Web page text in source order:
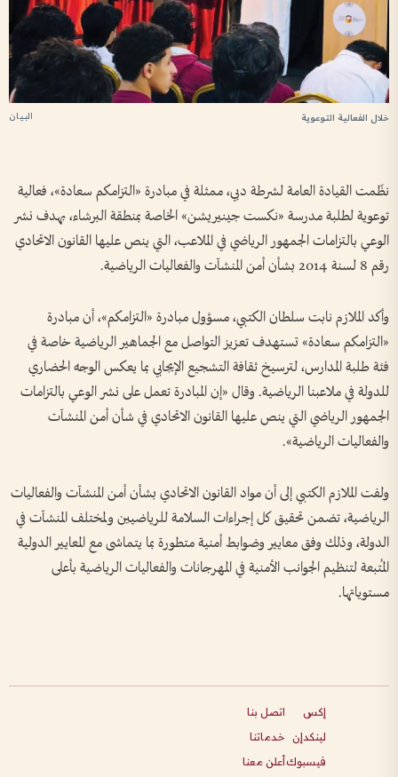
البيان خلال الفعالية التوعوية
نظّمت القيادة العامة لشرطة دبي، ممثلة في مبادرة «التزامكم سعادة»، فعالية
توعوية لطلبة مدرسة «نكست جينيريشن» الخاصة بمنطقة البرشاء، بهدف نشر
الوعي بالتزامات الجمهور الرياضي في الملاعب، التي ينص عليها القانون الاتحادي
رقم 8 لسنة 2014 بشأن أمن المنشآت والفعاليات الرياضية.
وأكد الملازم نابت سلطان الكتبي، مسؤول مبادرة «التزامكم»، أن مبادرة
«التزامكم سعادة» تستهدف تعزيز التواصل مع الجماهير الرياضية خاصة في
فئة طلبة المدارس، لترسيخ ثقافة التشجيع الإيجابي بما يعكس الوجه الحضاري
للدولة في ملاعبنا الرياضية. وقال «إن المبادرة تعمل على نشر الوعي بالتزامات
الجمهور الرياضي التي ينص عليها القانون الاتحادي في شأن أمن المنشآت
والفعاليات الرياضية».
ولفت الملازم الكتبي إلى أن مواد القانون الاتحادي بشأن أمن المنشآت والفعاليات
الرياضية، تضمن تحقيق كل إجراءات السلامة للرياضيين ولمختلف المنشآت في
الدولة، وذلك وفق معايير وضوابط أمنية متطورة بما يتماشى مع المعايير الدولية
المُتبعة لتنظيم الجوانب الأمنية في المهرجانات والفعاليات الرياضية بأعلى
مستوياتها.
إكس
لينكدإن
فيسبوك
اتصل بنا
خدماتنا
أعلن معنا